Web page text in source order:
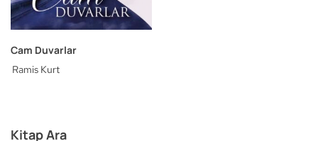
Kitap Ara
Cam Duvarlar
Ramis Kurt